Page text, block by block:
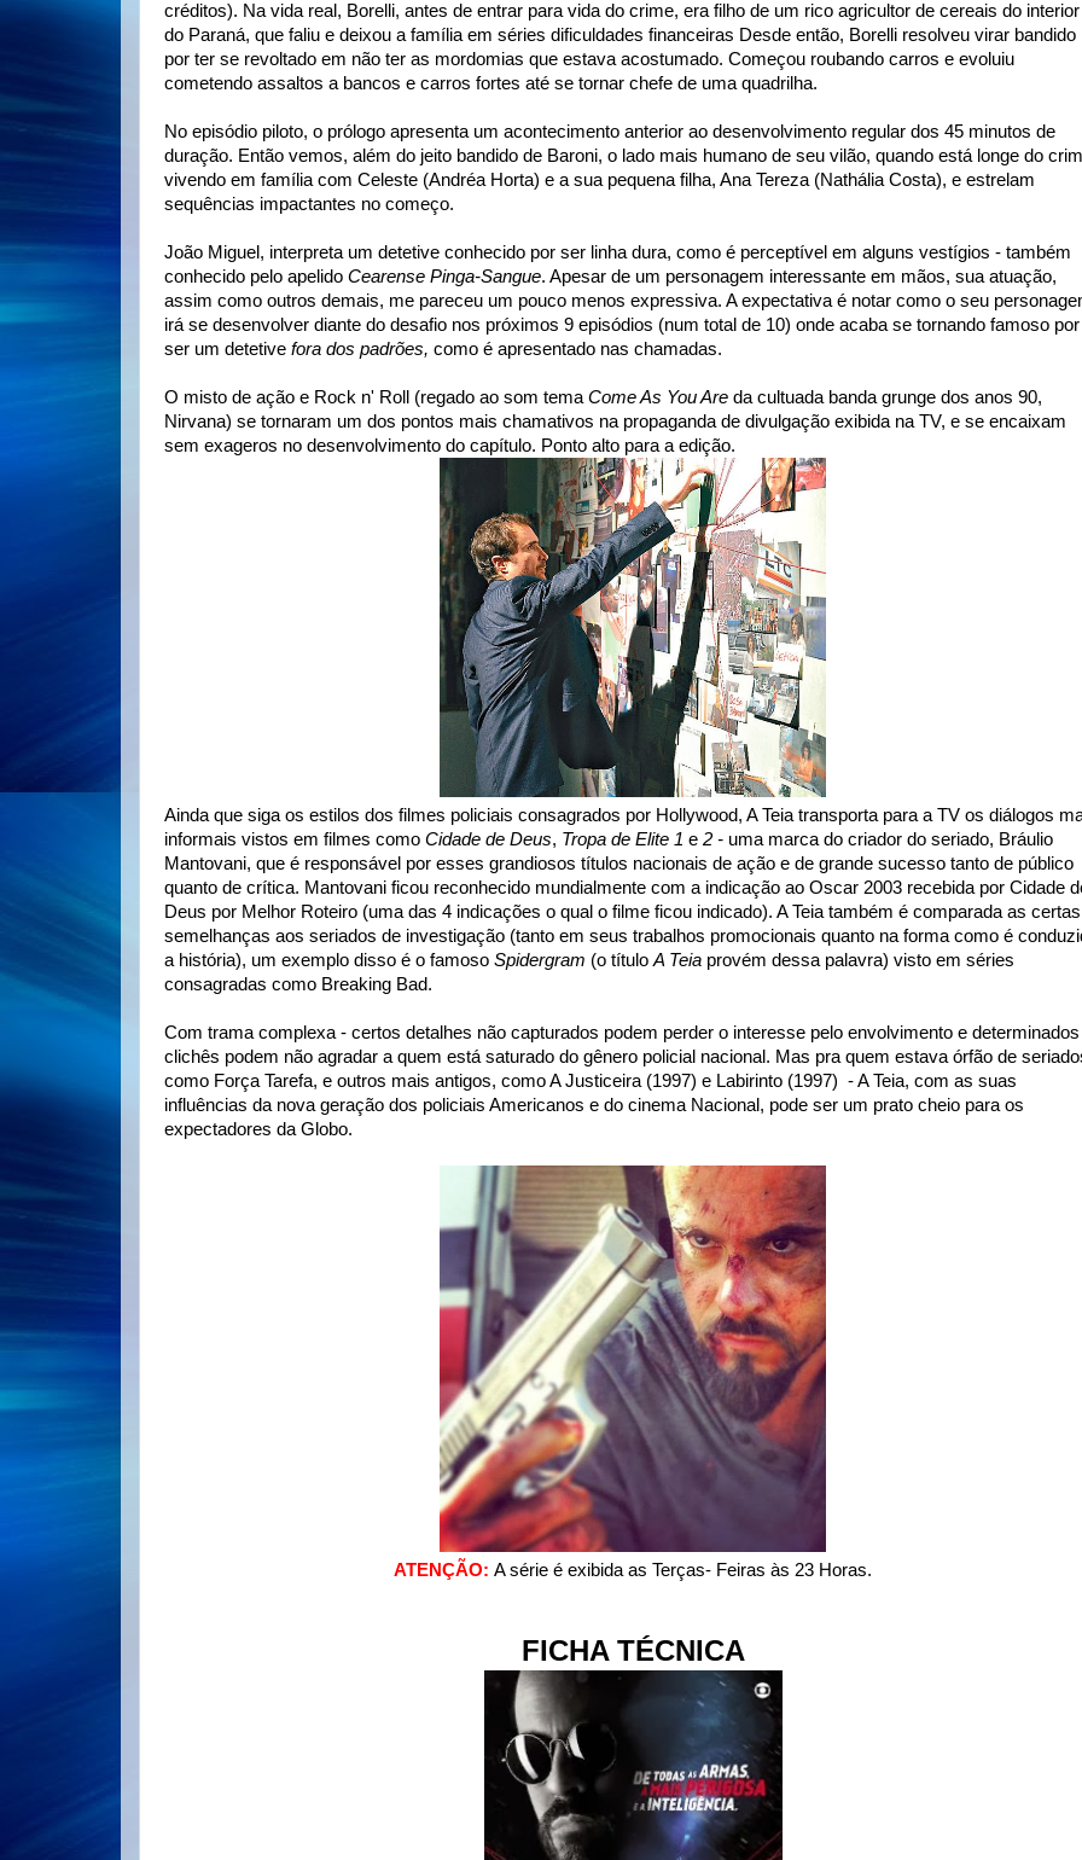
créditos). Na vida real, Borelli, antes de entrar para vida do crime, era filho de um rico agricultor de cereais do interior
do Paraná, que faliu e deixou a família em séries dificuldades financeiras Desde então, Borelli resolveu virar bandido
por ter se revoltado em não ter as mordomias que estava acostumado. Começou roubando carros e evoluiu
cometendo assaltos a bancos e carros fortes até se tornar chefe de uma quadrilha.
No episódio piloto, o prólogo apresenta um acontecimento anterior ao desenvolvimento regular dos 45 minutos de
duração. Então vemos, além do jeito bandido de Baroni, o lado mais humano de seu vilão, quando está longe do
vivendo em família com Celeste (Andréa Horta) e a sua pequena filha, Ana Tereza (Nathália Costa), e estrelam
sequências impactantes no começo.
João Miguel, interpreta um detetive conhecido por ser linha dura, como é perceptível em alguns vestígios - também
conhecido pelo apelido Cearense Pinga-Sangue. Apesar de um personagem interessante em mãos, sua atuação,
assim como outros demais, me pareceu um pouco menos expressiva. A expectativa é notar como o seu
irá se desenvolver diante do desafio nos próximos 9 episódios (num total de 10) onde acaba se tornando famoso por
ser um detetive fora dos padrões, como é apresentado nas chamadas.
O misto de ação e Rock n' Roll (regado ao som temaCome As You Are da cultuada banda grunge dos anos 90,
Nirvana) se tornaram um dos pontos mais chamativos na propaganda de divulgação exibida na TV, e se encaixam
sem exageros no desenvolvimento do capítulo. Ponto alto para a edição.
Ainda que siga os estilos dos filmes policiais consagrados por Hollywood, A Teia transporta para a TV os diálogos
informais vistos em filmes como Cidade de Deus, Tropa de Elite 1 e 2 - uma marca do criador do seriado, Bráulio
Mantovani, que é responsável por esses grandiosos títulos nacionais de ação e de grande sucesso tanto de público
quanto de crítica. Mantovani ficou reconhecido mundialmente com a indicação ao Oscar 2003 recebida por Cidade
Deus por Melhor Roteiro (uma das 4 indicações o qual o filme ficou indicado). A Teia também é comparada as certas
semelhanças aos seriados de investigação (tanto em seus trabalhos promocionais quanto na forma como é
a história), um exemplo disso é o famoso Spidergram (o títuloA Teia provém dessa palavra) visto em séries
consagradas como Breaking Bad.
Com trama complexa - certos detalhes não capturados podem perder o interesse pelo envolvimento e determinados
clichês podem não agradar a quem está saturado do gênero policial nacional. Mas pra quem estava órfão de
como Força Tarefa, e outros mais antigos, como A Justiceira (1997) e Labirinto (1997) - A Teia, com as suas
influências da nova geração dos policiais Americanos e do cinema Nacional, pode ser um prato cheio para os
expectadores da Globo.
ATENÇÃO: A série é exibida as Terças- Feiras às 23 Horas.
FICHA TÉCNICA